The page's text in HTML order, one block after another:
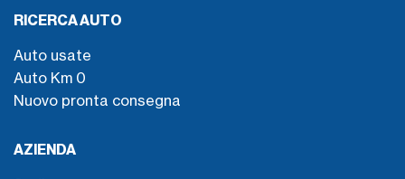
RICERCA AUTO
Auto usate
Auto Km 0
Nuovo pronta consegna
AZIENDA